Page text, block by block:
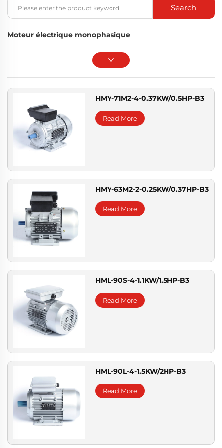
Search
Moteur électrique monophasique
HMY-71M2-4-0.37KW/0.5HP-B3
Read More
HMY-63M2-2-0.25KW/0.37HP-B3
Read More
HML-90S-4-1.1KW/1.5HP-B3
Read More
HML-90L-4-1.5KW/2HP-B3
Read More